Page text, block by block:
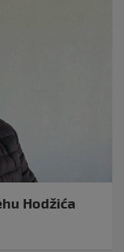
Hodžića